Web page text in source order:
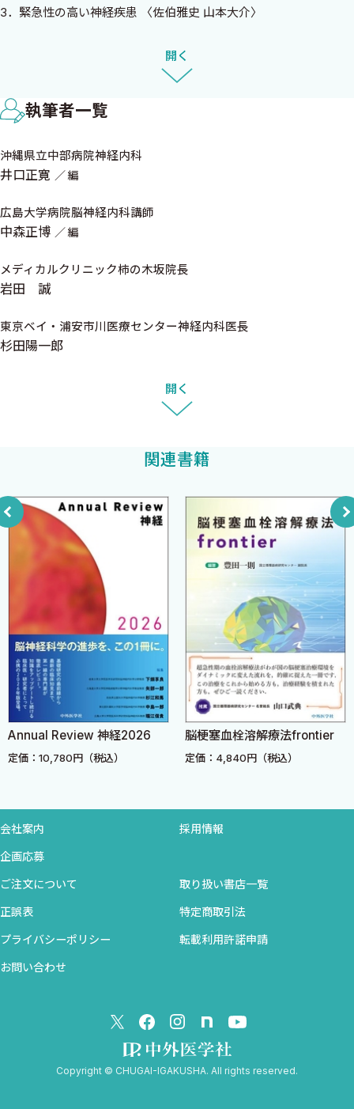
3．緊急性の高い神経疾患 〈佐伯雅史 山本大介〉
2．神経救急疾患と鑑別疾患，続発病態
第II章 神経疾患の検査
1．髄液検査 〈太田浄文〉
2．腰椎穿刺方法
3．穿刺が上手くいかないときのアプローチ
4．合併症と対応
5．髄液検査の正常値
1．神経生理検査
2．神経筋超音波検査
1．脳波関連用語
2．脳波異常
3．脳血管造影
4．核医学
第III章 主要症候
1．意識障害 〈松原知康〉
1．意識障害の原因
2．意識状態の評価
3．意識障害下における身体診察
4．意識障害下における神経診察
5．意識障害の診療フロー
2．頭痛 〈井口正寛〉
1．国際頭痛分類
2．問診の実際
3．めまい 〈井口正寛〉
3．頭位性めまい
4．慢性的なめまいとふらつき
5．高齢者のめまい，ふらつき，転倒
1．眼球運動を司る脳神経の局在と機能
3．複視をきたす病態
2．構音障害・嚥下障害の診察
開く
執筆者一覧
沖縄県立中部病院神経内科
井口正寛 編
広島大学病院脳神経内科講師
中森正博 編
メディカルクリニック柿の木坂院長
岩田 誠
東京ベイ・浦安市川医療センター神経内科医長
杉田陽一郎
開く
関連書籍
Review 神経2026
10,780円（税込）
脳梗塞血栓溶解療法frontier
定価：4,840円（税込）
脳
会社案内 採用情報
企画応募
ご注文について 取り扱い書店一覧
正誤表 特定商取引法
プライバシーポリシー 転載利用許諾申請
お問い合わせ
Copyright © CHUGAI-IGAKUSHA. All rights reserved.